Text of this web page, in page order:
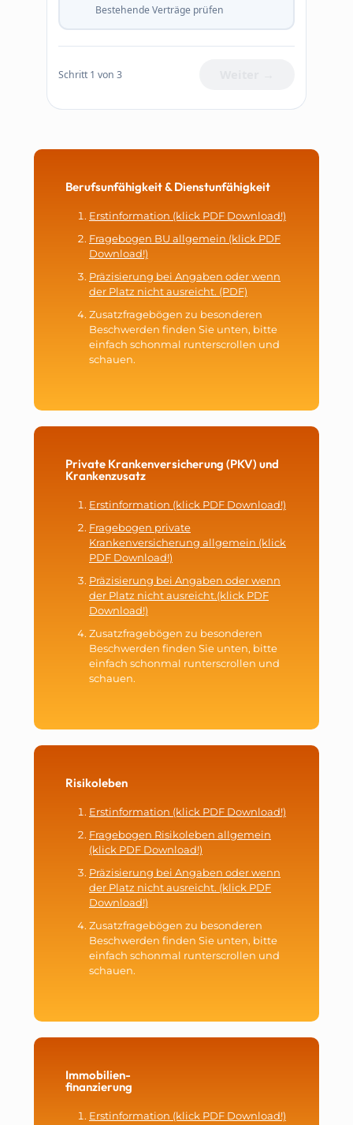
Bestehende Verträge prüfen
Schritt 1 von 3
Berufsunfähigkeit & Dienstunfähigkeit
Erstinformation (klick PDF Download!)
Fragebogen BU allgemein (klick PDF
Download!)
Präzisierung bei Angaben oder wenn
der Platz nicht ausreicht. (PDF)
Zusatzfragebögen zu besonderen
Beschwerden finden Sie unten, bitte
einfach schonmal runterscrollen und
schauen.
Private Krankenversicherung (PKV) und
Krankenzusatz
Erstinformation (klick PDF Download!)
Fragebogen private
Krankenversicherung allgemein (klick
PDF Download!)
Präzisierung bei Angaben oder wenn
der Platz nicht ausreicht.(klick PDF
Download!)
Zusatzfragebögen zu besonderen
Beschwerden finden Sie unten, bitte
einfach schonmal runterscrollen und
schauen.
Risikoleben
Erstinformation (klick PDF Download!)
Fragebogen Risikoleben allgemein
(klick PDF Download!)
Präzisierung bei Angaben oder wenn
der Platz nicht ausreicht. (klick PDF
Download!)
Zusatzfragebögen zu besonderen
Beschwerden finden Sie unten, bitte
einfach schonmal runterscrollen und
schauen.
Immobilien-
finanzierung
Erstinformation (klick PDF Download!)